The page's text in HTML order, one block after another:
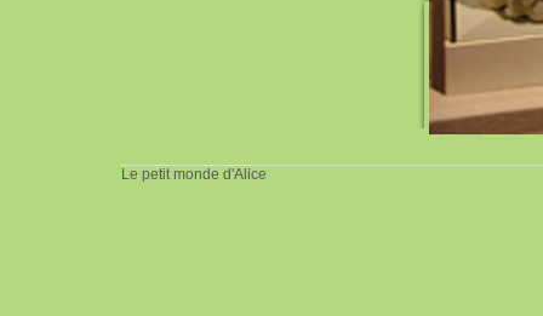
Le petit monde d'Alice